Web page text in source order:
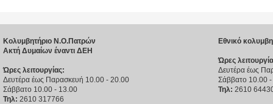
Κολυμβητήριο Ν.Ο.Πατρών
Ακτή Δυμαίων έναντι ΔΕΗ
Ώρες λειτουργίας:
Δευτέρα έως Παρασκευή 10.00 - 20.00
Σάββατο 10.00 - 13.00
Τηλ: 2610 317766
Εθνικό
Ώρες
Δευτέρα έως
Σάββατο 10.00
Τηλ: 2610